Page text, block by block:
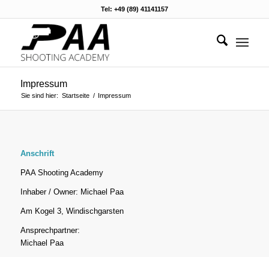
Tel: +49 (89) 41141157
Impressum
Sie sind hier: Startseite / Impressum
Anschrift
PAA Shooting Academy
Inhaber / Owner: Michael Paa
Am Kogel 3, Windischgarsten
Ansprechpartner:
Michael Paa